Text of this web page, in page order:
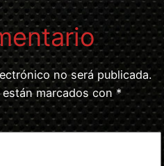
no será publicada.
marcados con*